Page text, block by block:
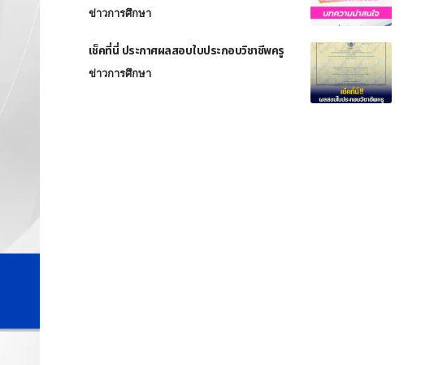
ข่าวการศึกษา
เช็คที่นี่ ประกาศผลสอบใบประกอบวิชาชีพครู
ข่าวการศึกษา